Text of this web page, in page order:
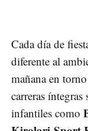
Cada día de
diferente al
mañana en
carreras íntegras
infantiles como